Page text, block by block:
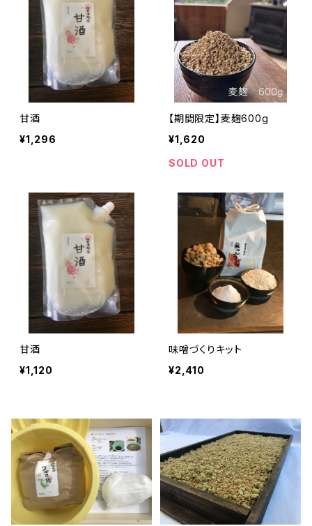
甘酒
¥1,296
【期間限定】麦麹600g
¥1,620
SOLD OUT
甘酒
¥1,120
味噌づくりキット
¥2,410